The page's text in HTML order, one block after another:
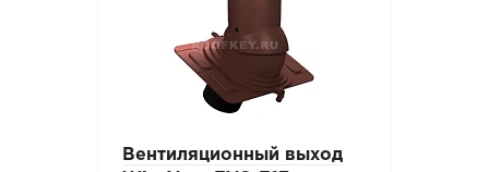
Вентиляционный выход